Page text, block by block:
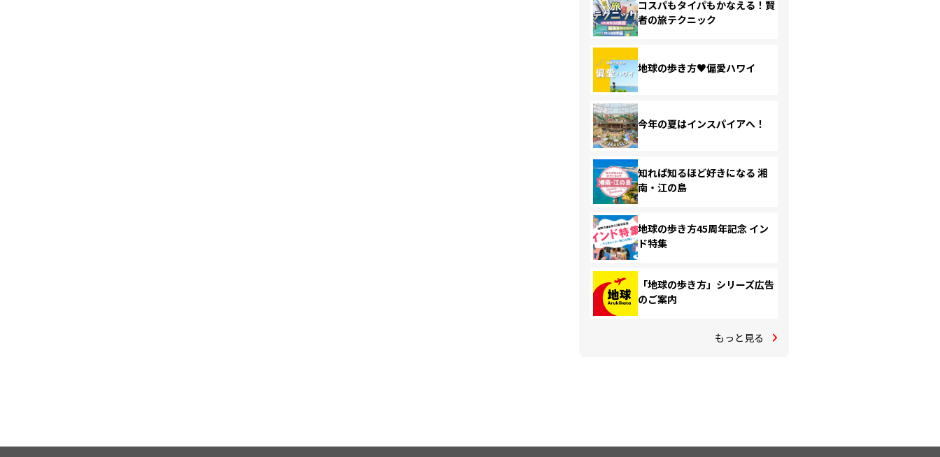
コスパもタイパもかなえる！賢
者の旅テクニック
地球の歩き方♥偏愛ハワイ
今年の夏はインスパイアへ！
知れば知るほど好きになる 湘
南・江の島
地球の歩き方45周年記念 イン
ド特集
「地球の歩き方」シリーズ広告
のご案内
もっと見る